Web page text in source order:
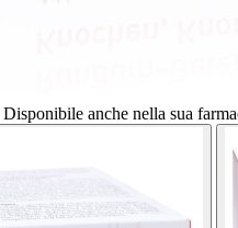
Disponibile anche nella sua